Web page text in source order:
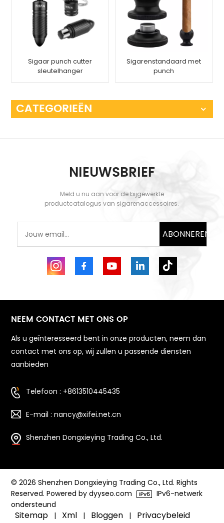
Sigaar punch cutter
sleutelhanger
Sigarenstandaard met
punch
CATEGORIEËN
NIEUWSBRIEF
Meld u nu aan voor de bijgewerkte
productcatalogus van sigarenaccessoires.
ABONNEREN
NEEM CONTACT MET ONS OP
Als u geïnteresseerd bent in onze producten, neem dan
contact met ons op, wij zullen u passende diensten
aanbieden
Telefoon : +8613510445435
E-mail : nancy@xifei.net.cn
Shenzhen Dongxieying Trading Co., Ltd.
© 2026 Shenzhen Dongxieying Trading Co., Ltd. Rights
Reserved. Powered by dyyseo.com
IPv6-netwerk
ondersteund
Sitemap | Xml | Bloggen | Privacybeleid